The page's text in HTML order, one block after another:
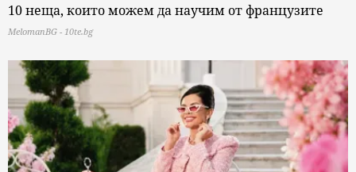
10 неща, които можем да научим от французите
MelomanBG - 10te.bg